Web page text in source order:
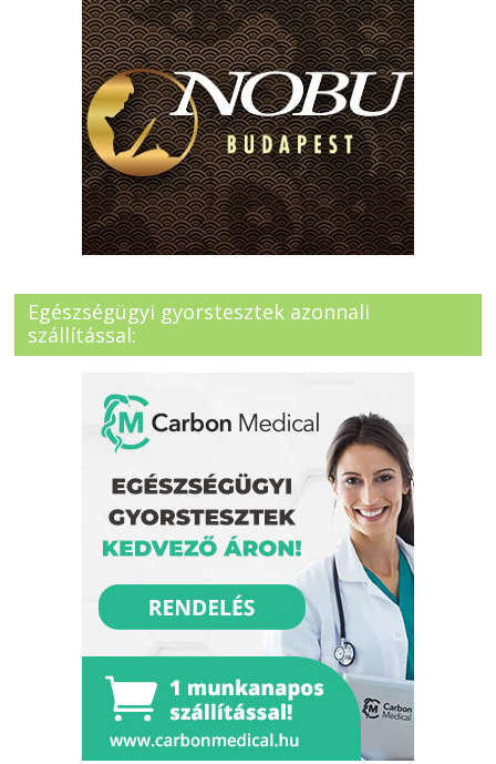
Egészségügyi gyorstesztek azonnali
szállítással: